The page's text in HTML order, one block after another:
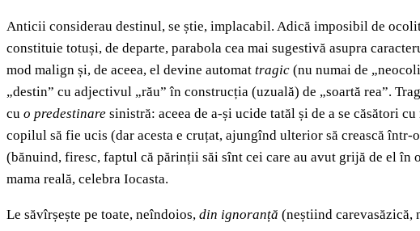
Anticii considerau destinul, se știe, implacabil. Adică imposibil de
constituie totuși, de departe, parabola cea mai sugestivă asupra
mod malign și, de aceea, el devine automat tragic (nu numai de
„destin” cu adjectivul „rău” în construcția (uzuală) de „soartă rea”.
cu o predestinare sinistră: aceea de a-și ucide tatăl și de a se căsători
copilul să fie ucis (dar acesta e cruțat, ajungînd ulterior să crească
(bănuind, firesc, faptul că părinții săi sînt cei care au avut grijă de el în
mama reală, celebra Iocasta.
Le săvîrșește pe toate, neîndoios, din ignoranță (neștiind carevasăzică,